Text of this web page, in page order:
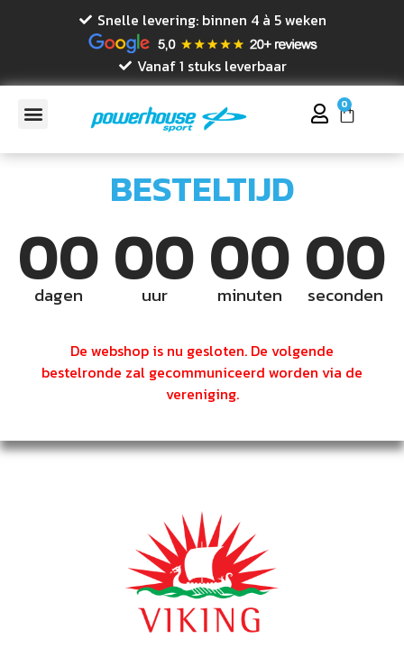
Snelle levering: binnen 4 à 5 weken
Vanaf 1 stuks leverbaar
0
BESTELTIJD
00
dagen 00
uur 00
minuten 00
seconden
De webshop is nu gesloten. De volgende
bestelronde zal gecommuniceerd worden via de
vereniging.